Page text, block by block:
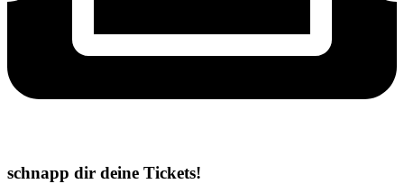
schnapp dir deine Tickets!